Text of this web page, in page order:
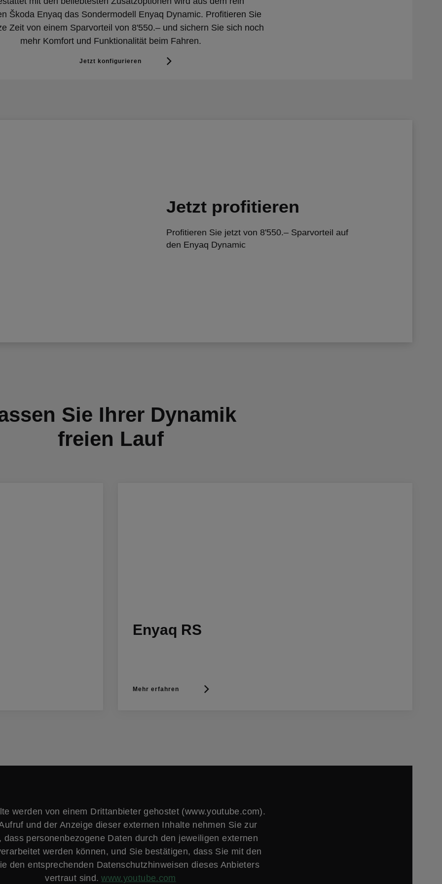
Škoda Enyaq das Sondermodell Enyaq Dynamic. Profitieren Sie
Zeit von einem Sparvorteil von 8'550.– und sichern Sie sich noch
mehr Komfort und Funktionalität beim Fahren.
Jetzt konfigurieren
Jetzt profitieren
Profitieren Sie jetzt von 8'550.– Sparvorteil auf
den Enyaq Dynamic
Sie Ihrer Dynamik
freien Lauf
Enyaq RS
Mehr erfahren
werden von einem Drittanbieter gehostet (www.youtube.com).
und der Anzeige dieser externen Inhalte nehmen Sie zur
dass personenbezogene Daten durch den jeweiligen externen
werden können, und Sie bestätigen, dass Sie mit den
den entsprechenden Datenschutzhinweisen dieses Anbieters
vertraut sind. www.youtube.com